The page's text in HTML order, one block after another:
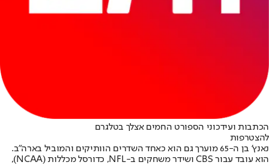
הכתבות ועידכוני הספורט החמים אצלך בטלגרם
להצטרפות
נאנץ' בן ה-65 מוערך גם הוא כאחד השדרים הוותיקים והמוביל בארה"ב.
הוא עובד עבור CBS ושידר משחקים ב-NFL, כדורסל מכללות (NCAA),